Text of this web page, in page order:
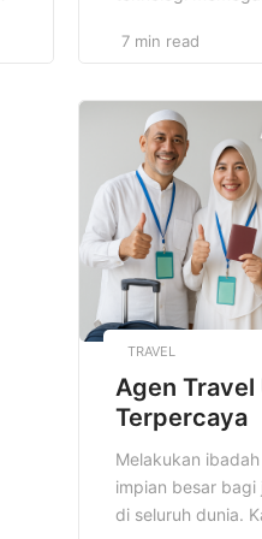
dunia
memberikan
bagi pelajar dari
untuk
dengan leluasa,
mana saja tanpa
maupun tempat.
7 min read
TRAVEL
Agen Travel
Terpercaya
Melakukan
impian besar bagi
di seluruh dunia.